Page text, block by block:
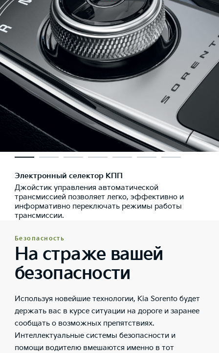
Электронный селектор КПП
Джойстик управления автоматической
трансмиссией позволяет легко, эффективно и
информативно переключать режимы работы
трансмиссии.
Безопасность
На страже вашей
безопасности
Используя новейшие технологии, Kia Sorento будет
держать вас в курсе ситуации на дороге и заранее
сообщать о возможных препятствиях.
Интеллектуальные системы безопасности и
помощи водителю вмешаются именно в тот